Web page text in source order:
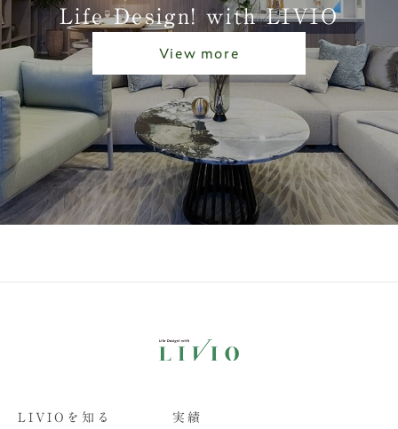
Life Design! with LIVIO
View more
LIVIOを知る 実績